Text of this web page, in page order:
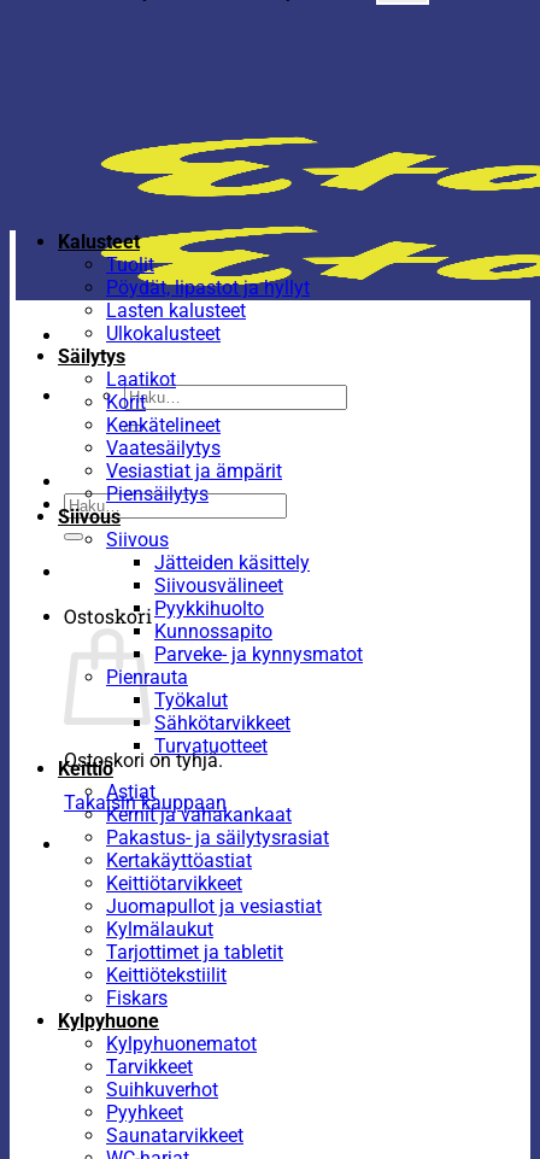
Etsi:
Etsi:
Ostoskori
Ostoskori on tyhjä.
Takaisin kauppaan
Kalusteet
Tuolit
Pöydät, lipastot ja hyllyt
Lasten kalusteet
Ulkokalusteet
Säilytys
Laatikot
Korit
Kenkätelineet
Vaatesäilytys
Vesiastiat ja ämpärit
Piensäilytys
Siivous
Siivous
Jätteiden käsittely
Siivousvälineet
Pyykkihuolto
Kunnossapito
Parveke- ja kynnysmatot
Pienrauta
Työkalut
Sähkötarvikkeet
Turvatuotteet
Keittiö
Astiat
Kernit ja vahakankaat
Pakastus- ja säilytysrasiat
Kertakäyttöastiat
Keittiötarvikkeet
Juomapullot ja vesiastiat
Kylmälaukut
Tarjottimet ja tabletit
Keittiötekstiilit
Fiskars
Kylpyhuone
Kylpyhuonematot
Tarvikkeet
Suihkuverhot
Pyyhkeet
Saunatarvikkeet